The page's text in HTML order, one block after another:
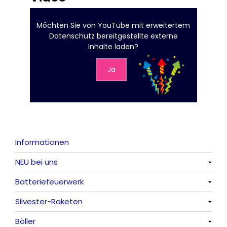
Möchten Sie vonYouTube mit erweitertem
Datenschutz bereitgestellte externe
Inhalte laden?
Ja
Informationen
NEU bei uns
Alle anzeigen
Batteriefeuerwerk
Alle anzeigen
Silvester-Raketen
Alle anzeigen
Böller